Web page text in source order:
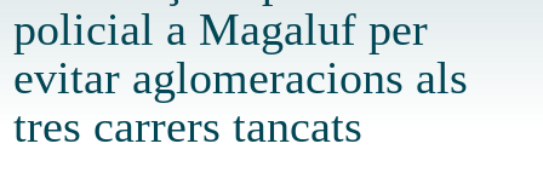
policial a Magaluf per
evitar aglomeracions als
tres carrers tancats